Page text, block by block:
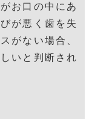
お口の中にあ
が悪く歯を失
がない場合、
いと判断され